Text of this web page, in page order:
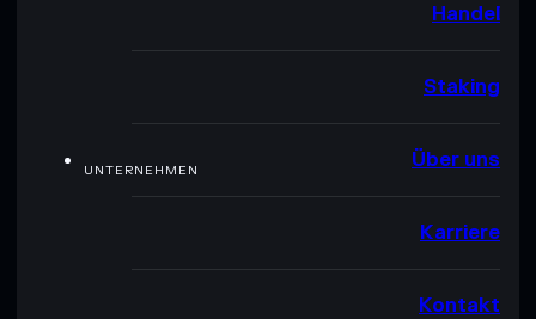
Handel
Staking
UNTERNEHMEN Über uns
Karriere
Kontakt